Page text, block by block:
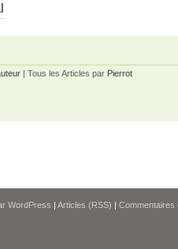
| Tous les Articles par Pierrot
WordPress | Articles (RSS) | Commentaires